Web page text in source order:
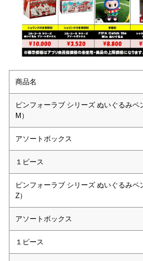
商品名
ピンフォーラブ シリーズ ぬいぐるみペ
M）
アソートボックス
１ピース
ピンフォーラブ シリーズ ぬいぐるみペ
Z）
アソートボックス
１ピース